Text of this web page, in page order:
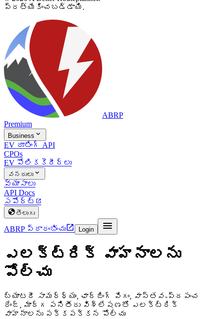
ప్రత్యేకించబడ్డాయి.
ABRP
Premium
Business 
EV రూటింగ్ API
CPOs
EV పోలిక కెరీర్లు
వనరులు 
వ్యాసాలు
API Docs
సపోర్ట్ 
తెలుగు
ABRP ప్రారంభించు Login 
ఎలక్ట్రిక్ వాహనాలను
పోల్చు
బ్యాటరీ సామర్థ్యం, ఛార్జింగ్ వేగం, వాస్తవ-ప్రపంచ
రేంజ్, మార్గ పనితీరు విశ్లేషణతో ఎలక్ట్రిక్
వాహనాలను పక్కపక్కన పోల్చు